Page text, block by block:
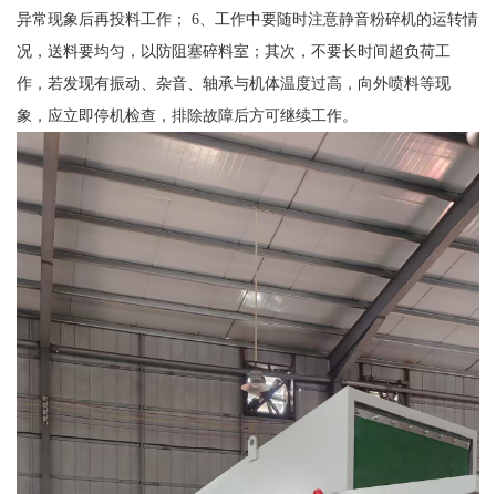
异常现象后再投料工作； 6、工作中要随时注意静音粉碎机的运转情
况，送料要均匀，以防阻塞碎料室；其次，不要长时间超负荷工
作，若发现有振动、杂音、轴承与机体温度过高，向外喷料等现
象，应立即停机检查，排除故障后方可继续工作。